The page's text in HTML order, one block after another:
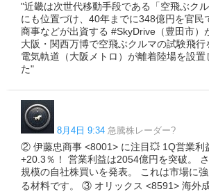
"近畿は次世代移動手段である「空飛ぶク
にも位置づけ、40年までに348億円を官民
商事などが出資する #SkyDrive（豊田市）
大阪・関西万博で空飛ぶクルマの試験飛行
電気軌道（大阪メトロ）が離着陸場を設置
た"
8月4日 9:34 急騰株レーダー?
② 伊藤忠商事 <8001> に注目💥 1Q営業利
+20.3％！ 営業利益は2054億円を突破。
規模の自社株買いを発表。 これは市場に
る材料です。 ③ オリックス <8591> 海外